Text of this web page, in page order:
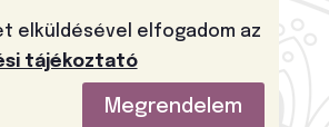
elküldésével elfogadom az
tájékoztató
Megrendelem